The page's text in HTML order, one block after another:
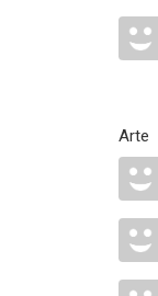
Arte